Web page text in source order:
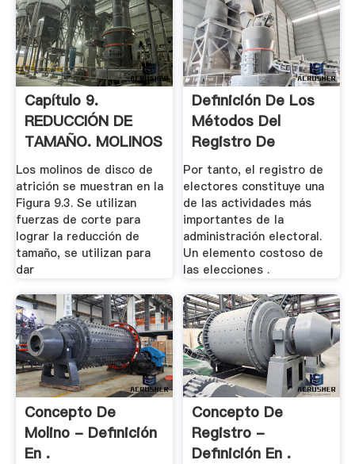
Capítulo 9.
REDUCCIÓN DE
TAMAÑO. MOLINOS
9.1. .
Los molinos de disco de
atrición se muestran en la
Figura 9.3. Se utilizan
fuerzas de corte para
lograr la reducción de
tamaño, se utilizan para
dar
Definición De Los
Métodos Del
Registro De
Electores
Por tanto, el registro de
electores constituye una
de las actividades más
importantes de la
administración electoral.
Un elemento costoso de
las elecciones .
Concepto De
Molino - Definición
En .
Concepto De
Registro -
Definición En .